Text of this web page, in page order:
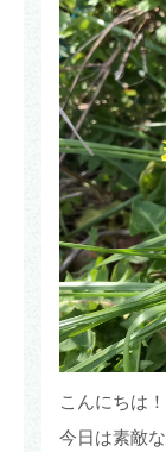
こんにちは
今日は素敵